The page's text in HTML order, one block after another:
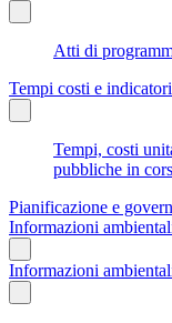
Atti di
Tempi costi e
Tempi, costi
pubbliche in
Pianificazione e
Informazioni
Informazioni